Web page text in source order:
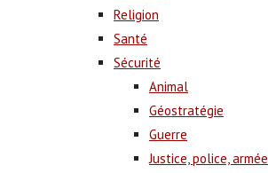
Religion
Santé
Sécurité
Animal
Géostratégie
Guerre
Justice, police, armée